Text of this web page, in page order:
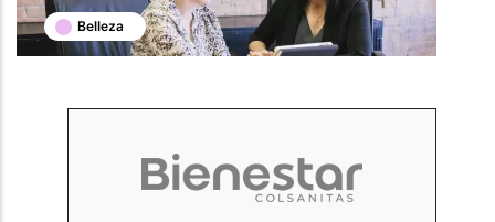
Belleza